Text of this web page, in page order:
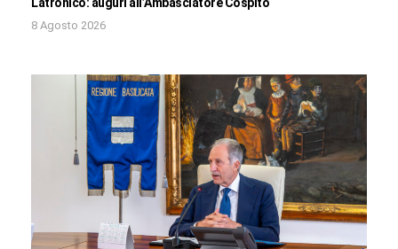
8 Agosto 2026